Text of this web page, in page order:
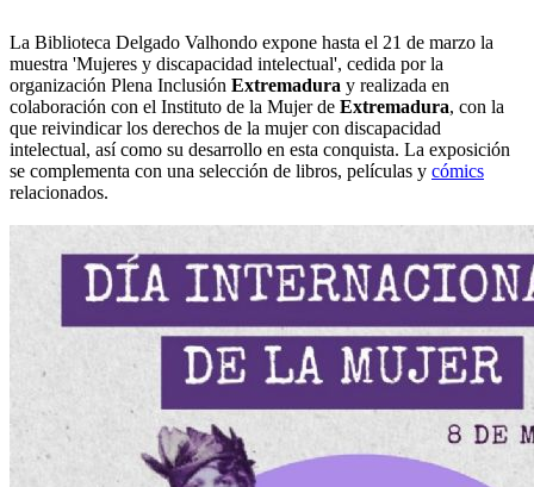
La Biblioteca Delgado Valhondo expone hasta el 21 de marzo la
muestra 'Mujeres y discapacidad intelectual', cedida por la
organización Plena Inclusión Extremadura y realizada en
colaboración con el Instituto de la Mujer de Extremadura, con la
que reivindicar los derechos de la mujer con discapacidad
intelectual, así como su desarrollo en esta conquista. La exposición
se complementa con una selección de libros, películas y cómics
relacionados.